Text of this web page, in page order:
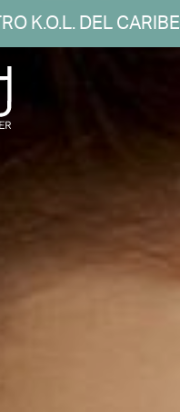
K.O.L. DEL CARIBE